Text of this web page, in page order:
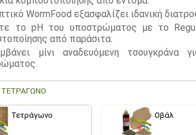
WormFood εξασφαλίζει ιδανική
το pH του υποστρώματος με το
από παράσιτα.
μίνι αναδευόμενη τσουγκράνα
ΤΕΤΡΆΓΩΝΟ
Τετράγωνο Οβάλ